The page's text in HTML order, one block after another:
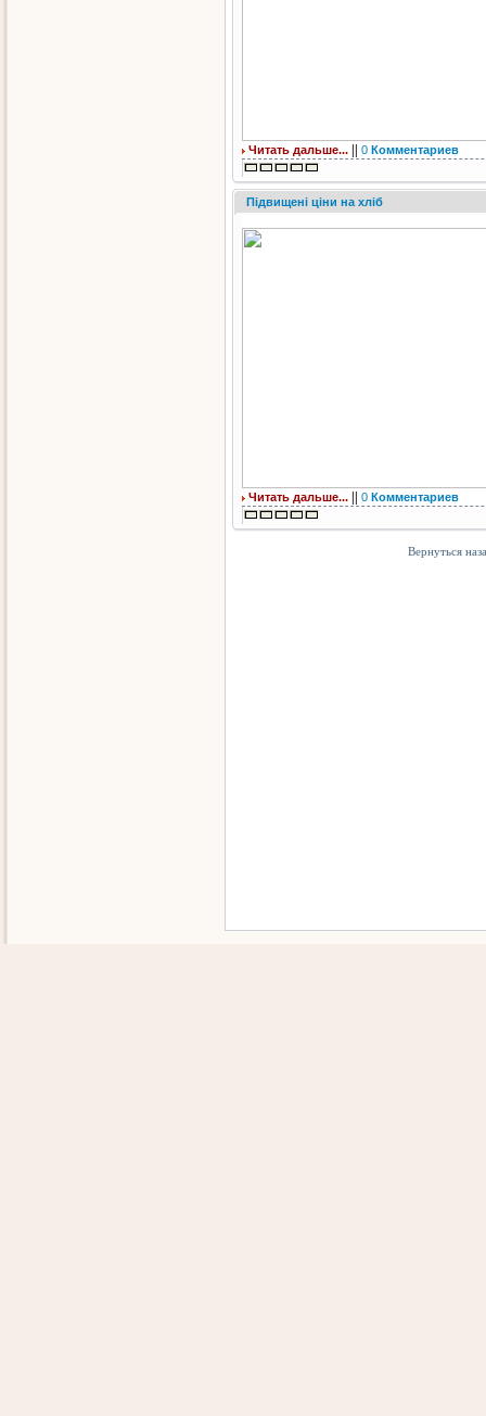
Читать дальше... 0 Комментариев
Підвищені ціни на хліб
Читать дальше... 0 Комментариев
Вернуться